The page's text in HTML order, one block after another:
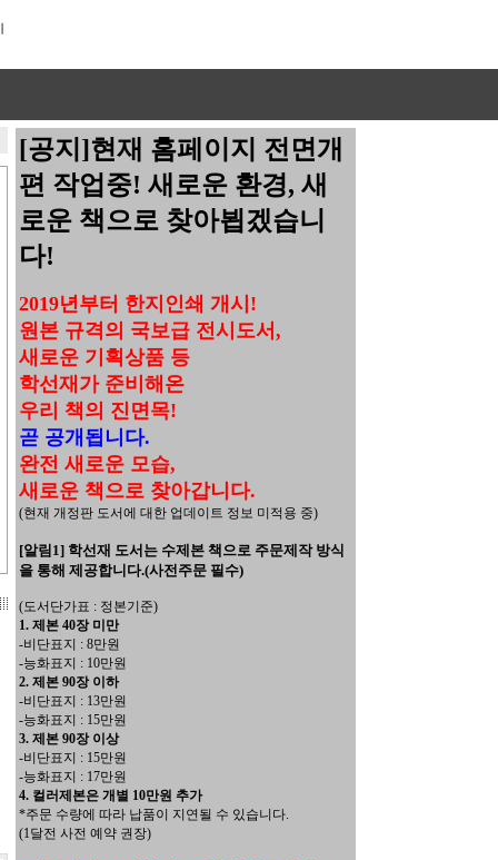
[공지]현재 홈페이지 전면개
편 작업중! 새로운 환경, 새
로운 책으로 찾아뵙겠습니
다!
2019년부터 한지인쇄 개시!
원본 규격의 국보급 전시도서,
새로운 기획상품 등
학선재가 준비해온
우리 책의 진면목!
곧 공개됩니다.
완전 새로운 모습,
새로운 책으로 찾아갑니다.
(현재 개정판 도서에 대한 업데이트 정보 미적용 중)
[알림1] 학선재 도서는 수제본 책으로 주문제작 방식
을 통해 제공합니다.(사전주문 필수)
(도서단가표 : 정본기준)
1. 제본 40장 미만
-비단표지 : 8만원
-능화표지 : 10만원
2. 제본 90장 이하
-비단표지 : 13만원
-능화표지 : 15만원
3. 제본 90장 이상
-비단표지 : 15만원
-능화표지 : 17만원
4. 컬러제본은 개별 10만원 추가
*주문 수량에 따라 납품이 지연될 수 있습니다.
(1달전 사전 예약 권장)